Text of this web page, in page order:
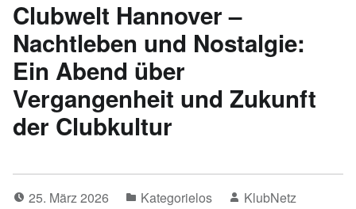
Clubwelt Hannover –
Nachtleben und Nostalgie:
Ein Abend über
Vergangenheit und Zukunft
der Clubkultur
25. März 2026 Kategorielos KlubNetz